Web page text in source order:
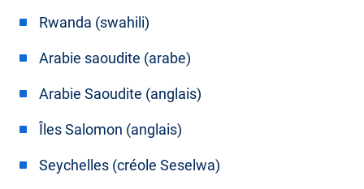
Rwanda (swahili)
Arabie saoudite (arabe)
Arabie Saoudite (anglais)
Îles Salomon (anglais)
Seychelles (créole Seselwa)